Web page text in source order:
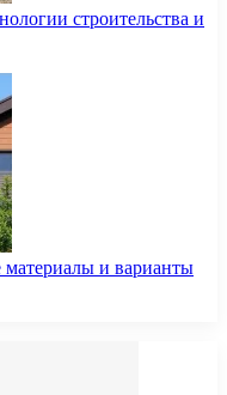
строительства и
и варианты